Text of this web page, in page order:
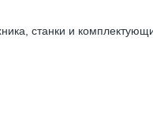
станки и